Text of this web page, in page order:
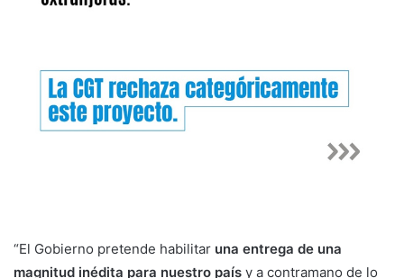
“El Gobierno pretende habilitar una entrega de una
magnitud inédita para nuestro país y a contramano de lo